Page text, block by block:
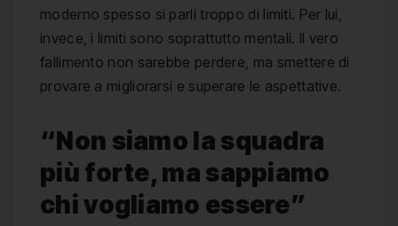
moderno spesso si parli troppo di limiti. Per lui,
invece, i limiti sono soprattutto mentali. Il vero
fallimento non sarebbe perdere, ma smettere di
provare a migliorarsi e superare le aspettative.
“Non siamo la squadra
più forte, ma sappiamo
chi vogliamo essere”